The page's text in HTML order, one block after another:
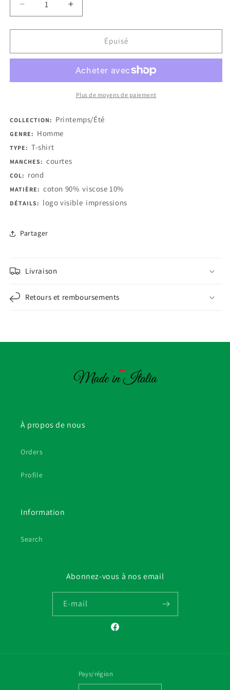
Réduire
la
quantité
Trussardi
shirts
Augmenter
la
quantité
Trussardi
T-
shirts
Épuisé
Plus de moyens de paiement
COLLECTION: Printemps/Été
GENRE: Homme
TYPE: T-shirt
MANCHES: courtes
COL: rond
MATIÈRE: coton 90% viscose 10%
DÉTAILS: logo visible impressions
Partager
Livraison
Retours et remboursements
À propos de nous
Orders
Profile
Information
Search
Abonnez-vous à nos email
E-mail
Facebook
Pays/région